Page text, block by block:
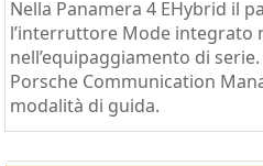
Nella Panamera 4 EHybrid il
l’interruttore Mode integrato
nell’equipaggiamento di
Porsche Communication
modalità di guida.